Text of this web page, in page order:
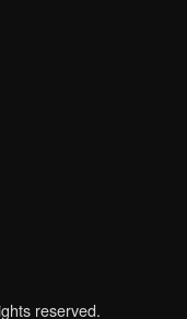
reserved.